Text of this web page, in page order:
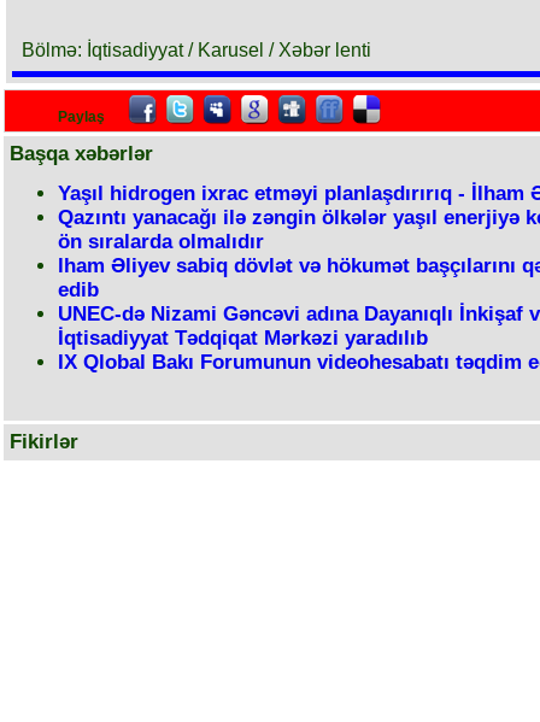
Bölmə: İqtisadiyyat / Karusel / Xəbər lenti
Paylaş
Başqa xəbərlər
Yaşıl hidrogen ixrac etməyi planlaşdırırıq - İlham
Qazıntı yanacağı ilə zəngin ölkələr yaşıl enerjiyə
ön sıralarda olmalıdır
lham Əliyev sabiq dövlət və hökumət başçılarını
edib
UNEC-də Nizami Gəncəvi adına Dayanıqlı İnkişaf
İqtisadiyyat Tədqiqat Mərkəzi yaradılıb
IX Qlobal Bakı Forumunun videohesabatı təqdim
Fikirlər